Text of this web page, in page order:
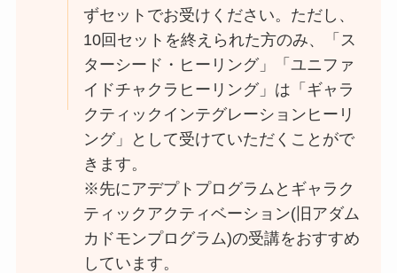
ずセットでお受けください。ただし、
10回セットを終えられた方のみ、「ス
ターシード・ヒーリング」「ユニファ
イドチャクラヒーリング」は「ギャラ
クティックインテグレーションヒーリ
ング」として受けていただくことがで
きます。
※先にアデプトプログラムとギャラク
ティックアクティベーション(旧アダム
カドモンプログラム)の受講をおすすめ
しています。